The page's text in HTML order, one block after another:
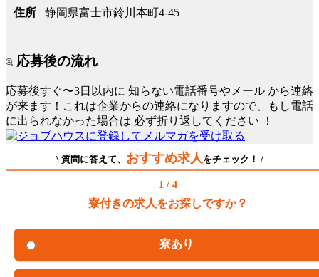
住所 静岡県富士市鈴川本町4-45
応募後の流れ
応募後すぐ〜3日以内に 知らない電話番号やメール から連絡
が来ます！これは企業からの連絡になりますので、もし電話
に出られなかった場合は 必ず折り返してください ！
\ 質問に答えて、 おすすめ求人 をチェック！ /
1 / 4
寮付きの求人をお探しですか？
寮あり